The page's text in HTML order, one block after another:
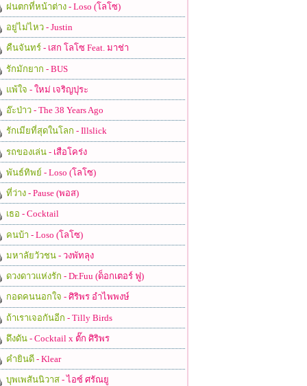
ฝนตกที่หน้าต่าง- Loso (โลโซ)
อยู่ไม่ไหว- Justin
คืนจันทร์- เสก โลโซ Feat. มาช่า
รักมักยาก - BUS
แพ้ใจ - ใหม่ เจริญปุระ
อ๊ะป่าว- The 38 Years Ago
รักเมียที่สุดในโลก - Illslick
รถของเล่น- เสือโคร่ง
พันธ์ทิพย์ - Loso (โลโซ)
ที่ว่าง- Pause (พอส)
เธอ - Cocktail
คนบ้า - Loso (โลโซ)
มหาลัยวัวชน- วงพัทลุง
ดวงดาวแห่งรัก - Dr.Fuu (ด็อกเตอร์ ฟู)
กอดคนนอกใจ - ศิริพร อำไพพงษ์
ถ้าเราเจอกันอีก - Tilly Birds
ดึงดัน- Cocktail x ตั๊ก ศิริพร
คำยินดี- Klear
บุพเพสันนิวาส- ไอซ์ ศรัณยู